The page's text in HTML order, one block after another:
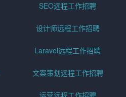
SEO远程工作招聘
设计师远程工作招聘
Laravel远程工作招聘
文案策划远程工作招聘